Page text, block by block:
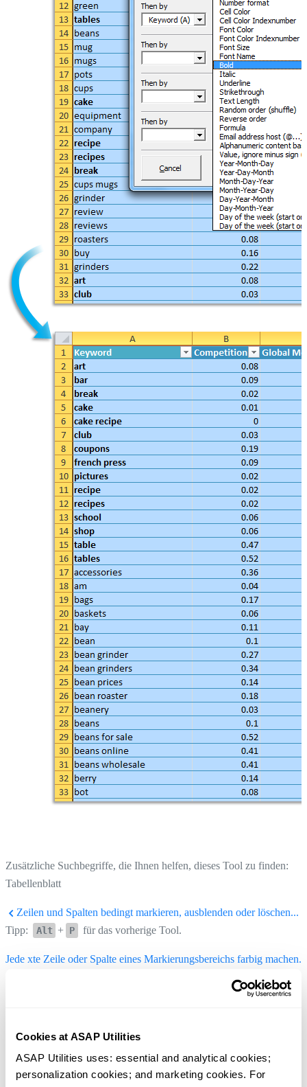
Cookies at ASAP Utilities
ASAP Utilities uses: essential and analytical cookies;
personalization cookies; and marketing cookies. For
Zusätzliche Suchbegriffe, die Ihnen helfen, dieses Tool zu finden:
Tabellenblatt
Zeilen und Spalten bedingt markieren, ausblenden oder löschen...
Tipp:
Alt + P für das vorherige Tool.
Jede xte Zeile oder Spalte eines Markierungsbereichs farbig machen...